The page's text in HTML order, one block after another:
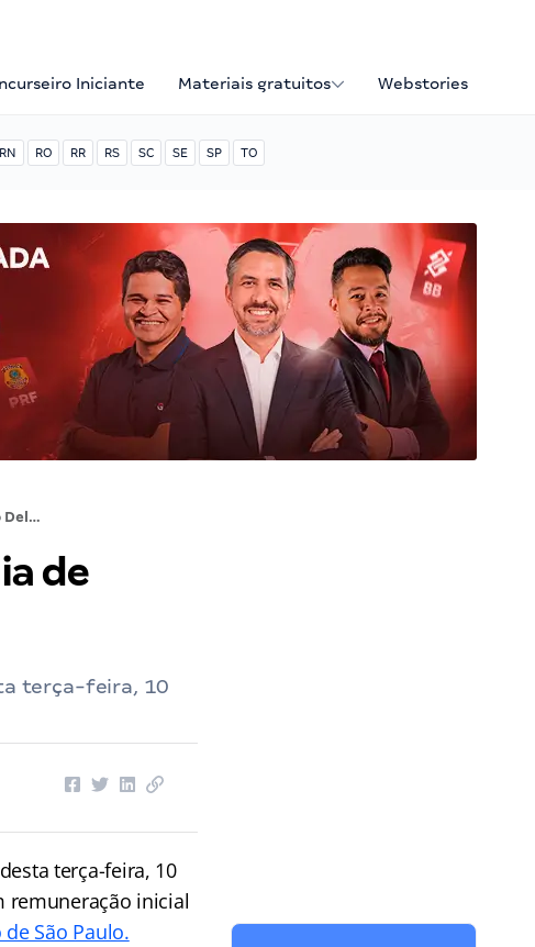
Iniciante Materiais gratuitos Webstories
RN RO RR RS SC SE SP TO
Concurso Delegado SP: último dia de inscrições; 552 vagas. Veja!
de
terça-feira, 10
terça-feira, 10
remuneração inicial
São Paulo.